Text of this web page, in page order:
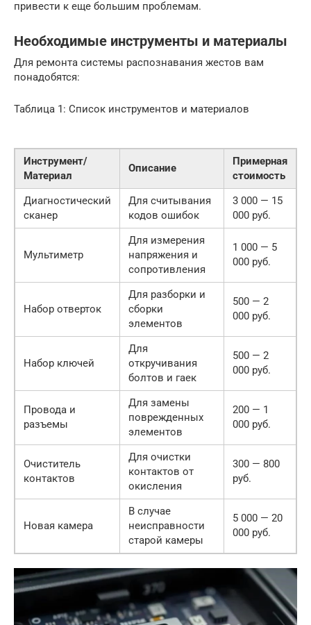
привести к еще большим проблемам.
Необходимые инструменты и материалы
Для ремонта системы распознавания жестов вам
понадобятся:
Таблица 1: Список инструментов и материалов
Инструмент/
Материал
Описание
Примерная
стоимость
Диагностический
сканер
Для считывания
кодов ошибок
3 000 — 15
000 руб.
Мультиметр
Для измерения
напряжения и
сопротивления
1 000 — 5
000 руб.
Набор отверток
Для разборки и
сборки
элементов
500 — 2
000 руб.
Набор ключей
Для
откручивания
болтов и гаек
500 — 2
000 руб.
Провода и
разъемы
Для замены
поврежденных
элементов
200 — 1
000 руб.
Очиститель
контактов
Для очистки
контактов от
окисления
300 — 800
руб.
Новая камера
В случае
неисправности
старой камеры
5 000 — 20
000 руб.